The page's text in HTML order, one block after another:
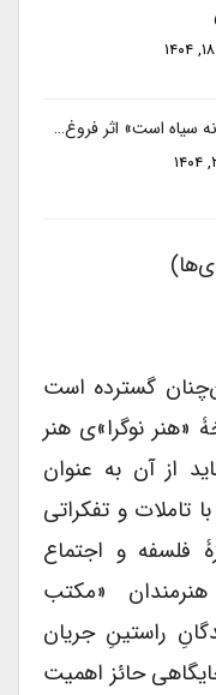
سیاه است» اثر فروغ…
گسترده است
«هنر نوگرا»ی هنر
از آن به عنوان
تاملات و تفکراتی
و اجتماع
«مکتب
راستینِ جریان
حائز اهمیت